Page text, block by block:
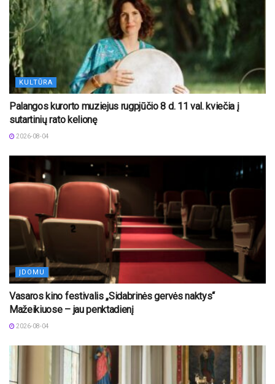
KULTŪRA
Palangos kurorto muziejus rugpjūčio 8 d. 11 val. kviečia į
sutartinių rato kelionę
2026-08-04
ĮDOMU
Vasaros kino festivalis „Sidabrinės gervės naktys“
Mažeikiuose – jau penktadienį
2026-08-04